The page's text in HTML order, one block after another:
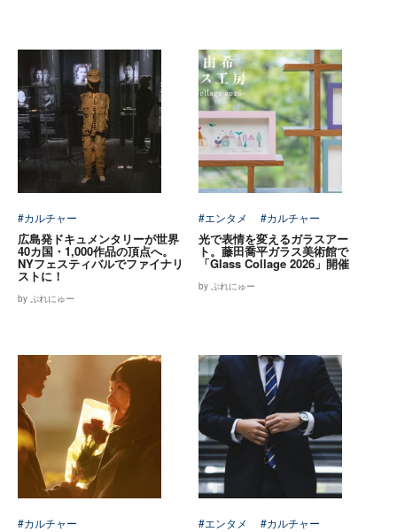
#カルチャー
広島発ドキュメンタリーが世界
40カ国・1,000作品の頂点へ。
NYフェスティバルでファイナリ
ストに！
by ぷれにゅー
#エンタメ #カルチャー
光で表情を変えるガラスアー
ト。藤田喬平ガラス美術館で
「Glass Collage 2026」開催
by ぷれにゅー
#カルチャー #エンタメ #カルチャー